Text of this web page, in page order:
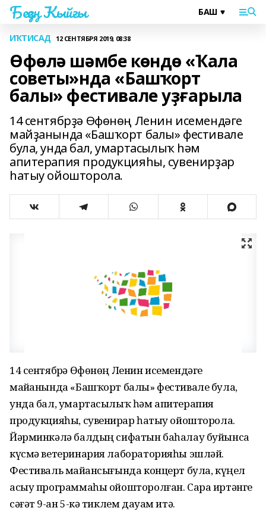
Беҙҙең Ҡыйғы
ИҠТИСАД 12 СЕНТЯБРЯ 2019, 08:38
Өфөлә шәмбе көндө «Ҡала
советы»нда «Башҡорт
балы» фестивале уҙғарыла
14 сентябрҙә Өфөнөң Ленин исемендәге
майҙанында «Башҡорт балы» фестивале
була, унда бал, умартасылыҡ һәм
апитерапия продукцияһы, сувенирҙар
һатыу ойошторола.
14 сентябрҙә Өфөнөң Ленин исемендәге
майҙанында «Башҡорт балы» фестивале була,
унда бал, умартасылыҡ һәм апитерапия
продукцияһы, сувенирҙар һатыу ойошторола.
Йәрминкәлә балдың сифатын баһалау буйынса
күсмә ветеринария лабораторияһы эшләй.
Фестиваль майҙансығында концерт була, күңел
асыу программаһы ойошторолған. Сара иртәнге
сәғәт 9-ҙан 5-кә тиклем дауам итә.